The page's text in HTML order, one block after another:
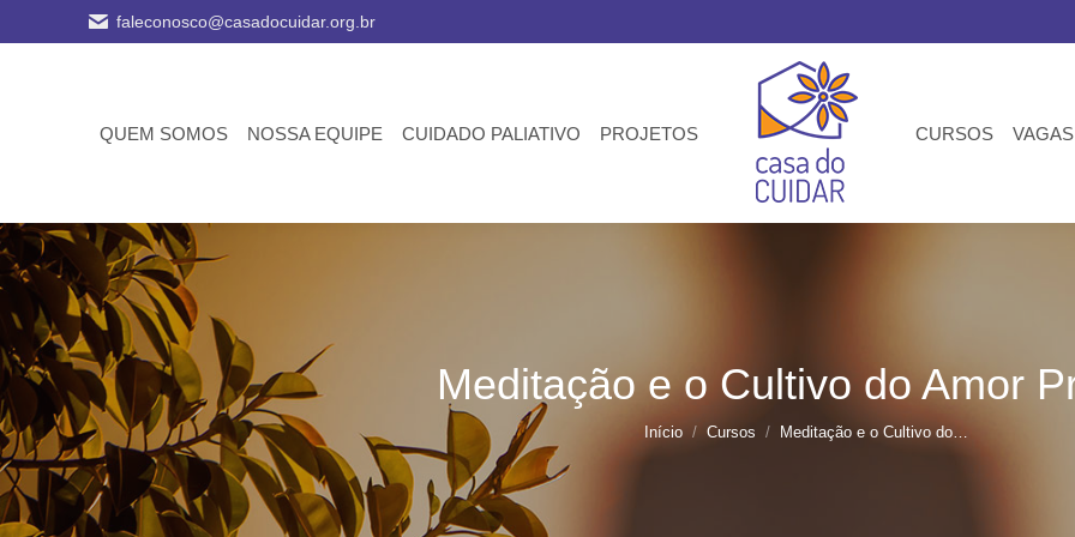
faleconosco@casadocuidar.org.br
QUEM SOMOS NOSSA EQUIPE CUIDADO PALIATIVO PROJETOS CURSOS VAGAS
Meditação e o Cultivo do Amor
Você está aqui:
Início Cursos Meditação e o Cultivo do…